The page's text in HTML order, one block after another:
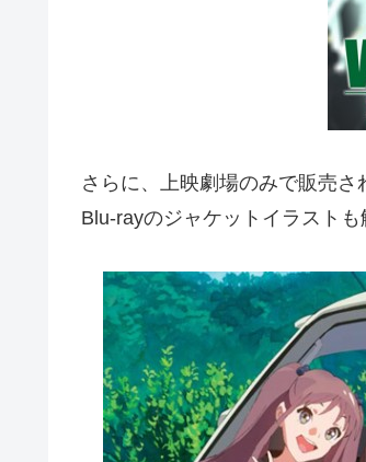
さらに、上映劇場のみで販売
Blu-rayのジャケットイラストも